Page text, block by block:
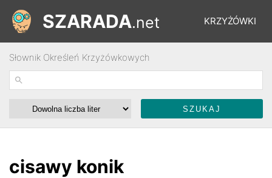
KRZYŻÓWKI
ŁAMIGŁÓWKI
SZARADA.net
Słownik Określeń Krzyżówkowych
cisawy konik